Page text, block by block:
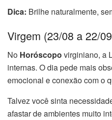
Dica: Brilhe naturalmente,
Virgem (23/08 a 22/
No Horóscopo virginiano, a
internas. O dia pede mais
emocional e conexão com o
Talvez você sinta
afastar de ambientes muito